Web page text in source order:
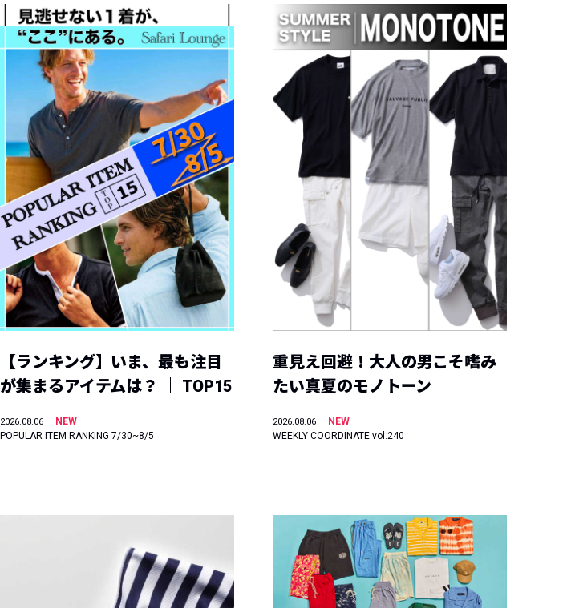
【ランキング】いま、最も注目
が集まるアイテムは？ ｜ TOP15
2026.08.06
NEW
POPULAR ITEM RANKING 7/30~8/5
重見え回避！大人の男こそ嗜み
たい真夏のモノトーン
2026.08.06
NEW
WEEKLY COORDINATE vol.240